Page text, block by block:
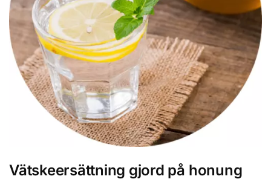
Vätskeersättning gjord på honung